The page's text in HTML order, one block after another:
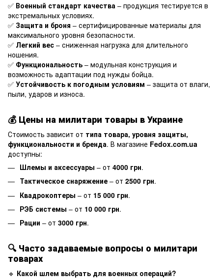
✅ Военный стандарт качества – продукция тестируется в
экстремальных условиях.
✅ Защита и броня – сертифицированные материалы для
максимального уровня безопасности.
✅ Легкий вес – сниженная нагрузка для длительного
ношения.
✅ Функциональность – модульная конструкция и
возможность адаптации под нужды бойца.
✅ Устойчивость к погодным условиям – защита от влаги,
пыли, ударов и износа.
💰Цены на милитари товары в Украине
Стоимость зависит от типа товара, уровня защиты,
функциональности и бренда. В магазине Fedox.com.ua
доступны:
Шлемы и аксессуары – от 4000 грн.
Тактическое снаряжение – от 2500 грн.
Квадрокоптеры – от 15 000 грн.
РЭБ системы – от 10 000 грн.
Рации – от 3000 грн.
🔍Часто задаваемые вопросы о милитари
товарах
🔹 Какой шлем выбрать для военных операций?